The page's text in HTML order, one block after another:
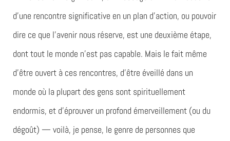
d’une rencontre significative en un plan d’action, ou pouvoir
dire ce que l’avenir nous réserve, est une deuxième étape,
dont tout le monde n’est pas capable. Mais le fait même
d’être ouvert à ces rencontres, d’être éveillé dans un
monde où la plupart des gens sont spirituellement
endormis, et d’éprouver un profond émerveillement (ou du
dégoût) — voilà, je pense, le genre de personnes que